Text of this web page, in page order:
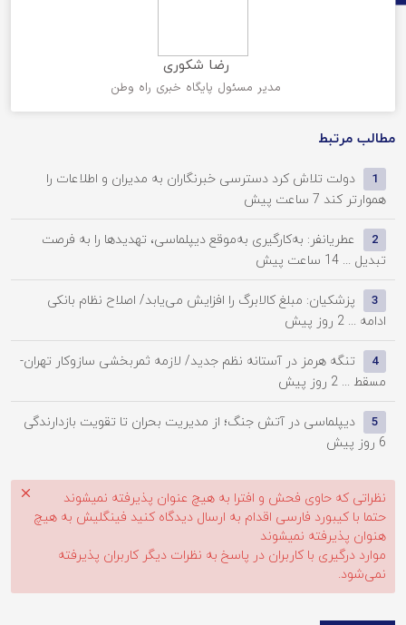
رضا شکوری
مدیر مسئول پایگاه خبری راه وطن
مطالب مرتبط
1
دولت تلاش کرد دسترسی خبرنگاران به مدیران و اطلاعات را
هموارتر کند 7 ساعت پیش
2
عطریانفر: به‌کارگیری به‌موقع دیپلماسی، تهدیدها را به فرصت
تبدیل ... 14 ساعت پیش
3
پزشکیان: مبلغ کالابرگ را افزایش می‌یابد/ اصلاح نظام بانکی
ادامه ... 2 روز پیش
4
تنگه هرمز در آستانه نظم جدید/ لازمه ثمربخشی سازوکار تهران-
مسقط ... 2 روز پیش
5
دیپلماسی در آتش جنگ؛ از مدیریت بحران تا تقویت بازدارندگی
6 روز پیش
نظراتی که حاوی فحش و افترا به هیچ عنوان پذیرفته نمیشوند
حتما با کیبورد فارسی اقدام به ارسال دیدگاه کنید فینگلیش به هیچ
هنوان پذیرفته نمیشوند
موارد درگیری با کاربران در پاسخ به نظرات دیگر کاربران پذیرفته
نمی‌شود.